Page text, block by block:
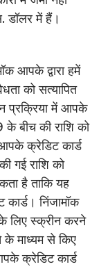
डॉलर में हैं।
आपके द्वारा हमें
को सत्यापित
प्रक्रिया में आपके
बीच की राशि को
क्रेडिट कार्ड
गई राशि को
है ताकि यह
निंजामॉक
लिए स्क्रीन करने
माध्यम से किए
क्रेडिट कार्ड